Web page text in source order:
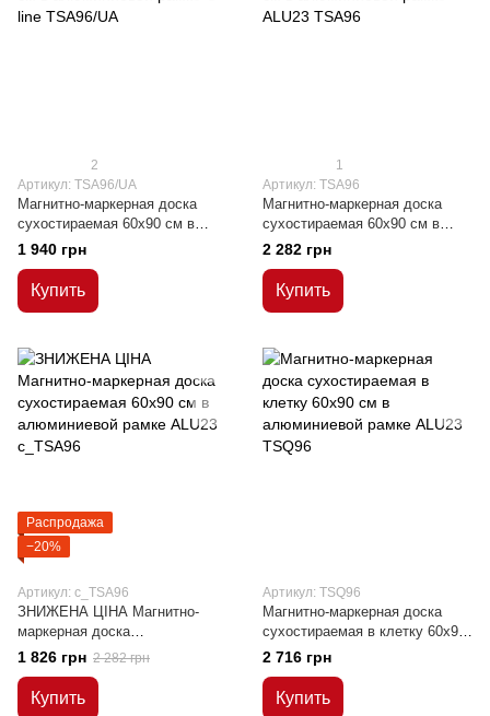
2
Артикул: TSA96/UA
Магнитно-маркерная доска
сухостираемая 60x90 см в
алюминиевой рамке C-line
1 940 грн
Купить
1
Артикул: TSA96
Магнитно-маркерная доска
сухостираемая 60x90 см в
алюминиевой рамке ALU23
2 282 грн
Купить
Распродажа
−20%
Артикул: c_TSA96
ЗНИЖЕНА ЦІНА Магнитно-
маркерная доска
сухостираемая 60x90 см в
алюминиевой рамке ALU23
1 826 грн 2 282 грн
Купить
Артикул: TSQ96
Магнитно-маркерная доска
сухостираемая в клетку 60x90
см в алюминиевой рамке
2 716 грн
Купить